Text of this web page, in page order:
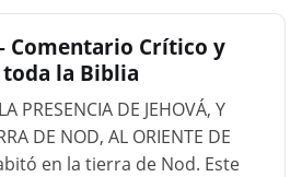
Comentario Crítico y
la Biblia
PRESENCIA DE JEHOVÁ, Y
DE NOD, AL ORIENTE DE
en la tierra de Nod. Este